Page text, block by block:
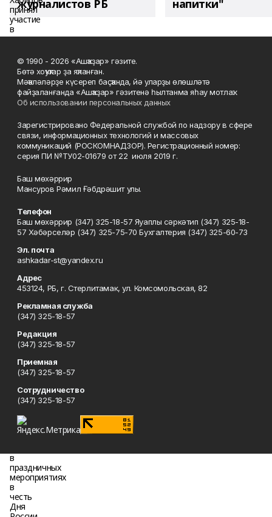
журналистов РБ напитки"
© 1990 - 2026 «Ашҡаҙар» гәзите.
Бөтә хоҡуҡтар ҙа яҡланған.
Мәҡәләләрҙе күсереп баҫҡанда, йә уларҙы өлөшләтә
файҙаланғанда «Ашҡаҙар» гәзитенә һылтанма яһау мотлаҡ.
Об использовании персональных данных
Зарегистрировано Федеральной службой по надзору в сфере
связи, информационных технологий и массовых
коммуникаций (РОСКОМНАДЗОР). Регистрационный номер:
серия ПИ №ТУ02-01679 от 22 июля 2019 г.
Баш мөхәррир
Мансуров Рәмил Ғәбдрәшит улы.
Телефон
Баш мөхәррир (347) 325-18-57 Яуаплы сәркәтип (347) 325-18-
57 Хәбәрселәр (347) 325-75-70 Бухгалтерия (347) 325-60-73
Эл. почта
ashkadar-st@yandex.ru
Адрес
453124, РБ, г. Стерлитамак, ул. Комсомольская, 82
Рекламная служба
(347) 325-18-57
Редакция
(347) 325-18-57
Приемная
(347) 325-18-57
Сотрудничество
(347) 325-18-57